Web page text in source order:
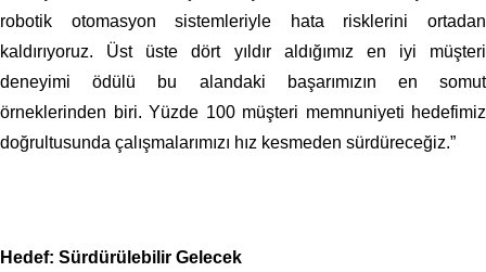
robotik otomasyon sistemleriyle hata risklerini ortadan
kaldırıyoruz. Üst üste dört yıldır aldığımız en iyi müşteri
deneyimi ödülü bu alandaki başarımızın en somut
örneklerinden biri. Yüzde 100 müşteri memnuniyeti hedefimiz
doğrultusunda çalışmalarımızı hız kesmeden sürdüreceğiz.”
Hedef: Sürdürülebilir Gelecek